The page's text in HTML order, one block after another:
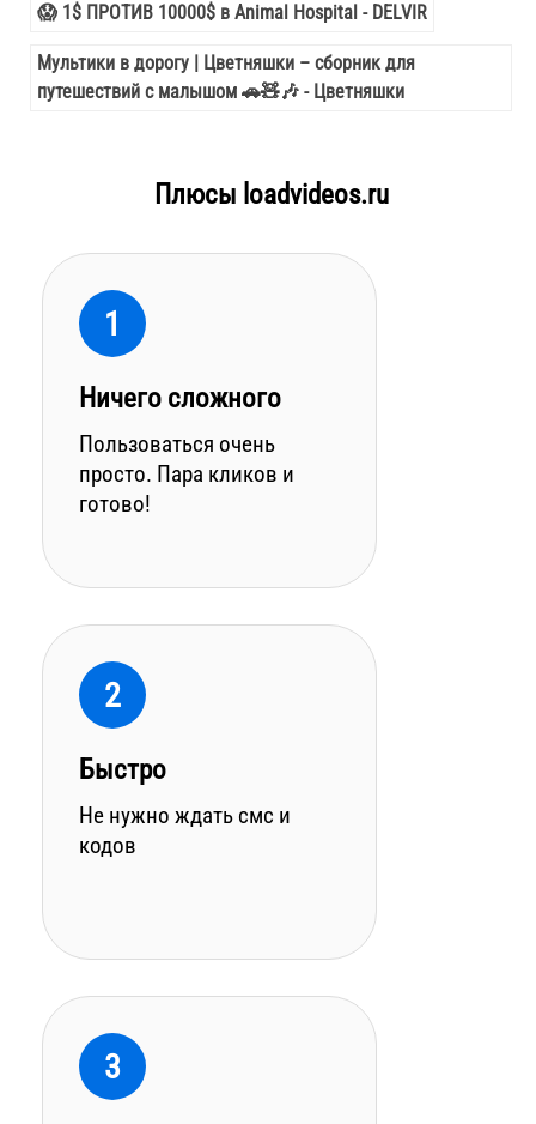
😱 1$ ПРОТИВ 10000$ в Animal Hospital - DELVIR
Мультики в дорогу | Цветняшки – сборник для
путешествий с малышом 🚗🧸🎶 - Цветняшки
Плюсы loadvideos.ru
1
Ничего сложного
Пользоваться очень
просто. Пара кликов и
готово!
2
Быстро
Не нужно ждать смс и
кодов
3